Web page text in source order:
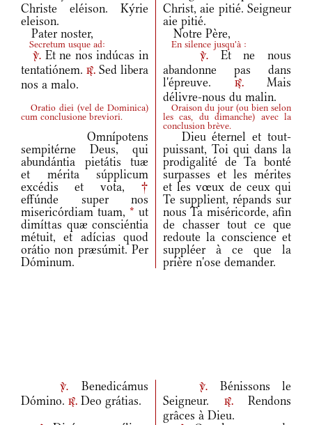
Christe eléison. Kýrie
eleison.
Christ, aie pitié. Seigneur
aie pitié.
Pater noster,
Notre Père,
Secretum usque ad: En silence jusqu'à :
v.Et ne nos indúcas in
tentatiónem. r. Sed libera
nos a malo.
v.
Et ne nous
abandonne pas dans
l'épreuve.
r.Mais
délivre-nous du malin.
Oratio diei (vel de Dominica)
cum conclusione breviori.
Oraison du jour (ou bien selon
les cas, du dimanche) avec la
conclusion brève.
Omnípotens
sempitérne Deus, qui
abundántia pietátis tuæ
et mérita súpplicum
excédis et vota, †
effúnde super nos
misericórdiam tuam, * ut
dimíttas quæ consciéntia
métuit, et adícias quod
orátio non præsúmit. Per
Dóminum.
Dieu éternel et tout-
puissant, Toi qui dans la
prodigalité de Ta bonté
surpasses et les mérites
et les vœux de ceux qui
Te supplient, répands sur
nous Ta miséricorde, afin
de chasser tout ce que
redoute la conscience et
suppléer à ce que la
prière n'ose demander.
v.
Benedicámus
Dómino. r. Deo grátias.
v.
Bénissons le
Seigneur.
r.Rendons
grâces à Dieu.